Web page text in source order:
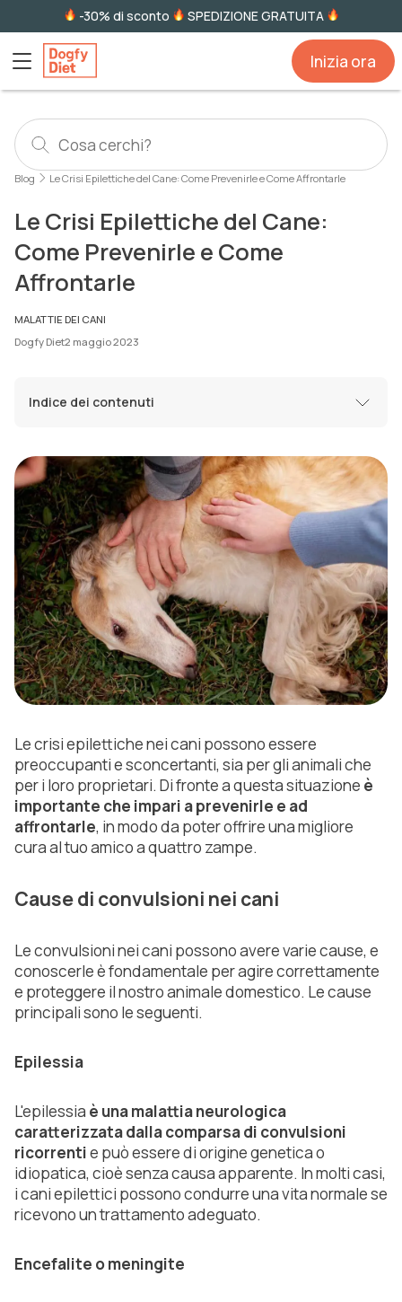
-30% di sconto SPEDIZIONE GRATUITA
Inizia ora
Blog Le Crisi Epilettiche del Cane: Come Prevenirle e Come Affrontarle
Le Crisi Epilettiche del Cane:
Come Prevenirle e Come
Affrontarle
MALATTIE DEI CANI
Dogfy Diet2 maggio 2023
Indice dei contenuti
Le crisi epilettiche nei cani possono essere
preoccupanti e sconcertanti, sia per gli animali che
per i loro proprietari. Di fronte a questa situazione è
importante che impari a prevenirle e ad
affrontarle, in modo da poter offrire una migliore
cura al tuo amico a quattro zampe.
Cause di convulsioni nei cani
Le convulsioni nei cani possono avere varie cause, e
conoscerle è fondamentale per agire correttamente
e proteggere il nostro animale domestico. Le cause
principali sono le seguenti.
Epilessia
L'epilessia è una malattia neurologica
caratterizzata dalla comparsa di convulsioni
ricorrentie può essere di origine genetica o
idiopatica, cioè senza causa apparente. In molti casi,
i cani epilettici possono condurre una vita normale se
ricevono un trattamento adeguato.
Encefalite o meningite